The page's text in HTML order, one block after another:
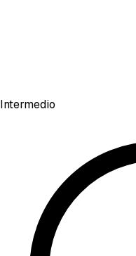
Intermedio